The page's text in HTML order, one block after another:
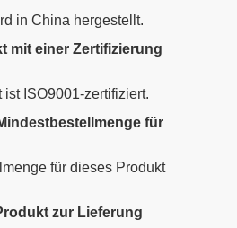
in China hergestellt.
mit einer Zertifizierung
ISO9001-zertifiziert.
für
für dieses Produkt
zur Lieferung